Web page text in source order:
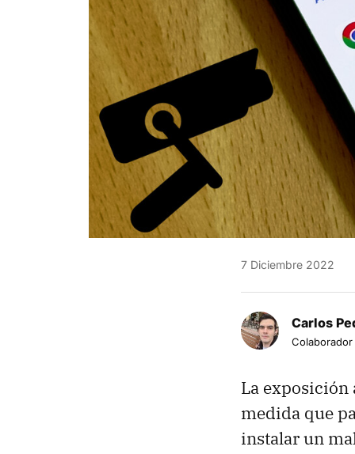
7 Diciembre 2022
Carlos
Colaborador
La exposición
medida que
instalar un